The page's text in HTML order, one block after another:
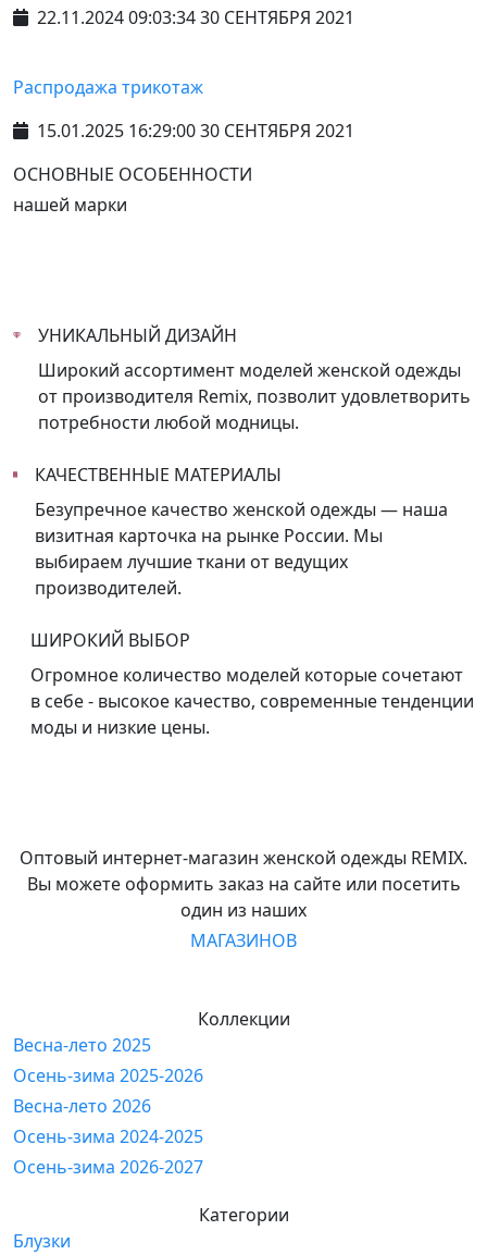
22.11.2024 09:03:34 30 СЕНТЯБРЯ 2021
Распродажа трикотаж
15.01.2025 16:29:00 30 СЕНТЯБРЯ 2021
ОСНОВНЫЕ ОСОБЕННОСТИ
нашей марки
УНИКАЛЬНЫЙ ДИЗАЙН
Широкий ассортимент моделей женской одежды
от производителя Remix, позволит удовлетворить
потребности любой модницы.
КАЧЕСТВЕННЫЕ МАТЕРИАЛЫ
Безупречное качество женской одежды — наша
визитная карточка на рынке России. Мы
выбираем лучшие ткани от ведущих
производителей.
ШИРОКИЙ ВЫБОР
Огромное количество моделей которые сочетают
в себе - высокое качество, современные тенденции
моды и низкие цены.
Оптовый интернет-магазин женской одежды REMIX.
Вы можете оформить заказ на сайте или посетить
один из наших
МАГАЗИНОВ
Коллекции
Весна-лето 2025
Осень-зима 2025-2026
Весна-лето 2026
Осень-зима 2024-2025
Осень-зима 2026-2027
Категории
Блузки